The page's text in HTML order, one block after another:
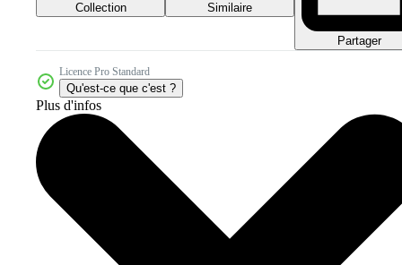
Collection Similaire
Partager
Licence Pro Standard
Qu'est-ce que c'est ?
Plus d'infos